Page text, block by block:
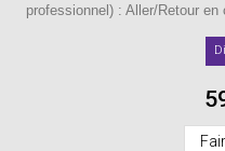
professionnel) : Aller/Retour en